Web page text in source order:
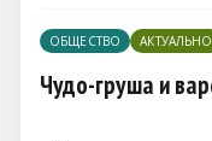
ОБЩЕСТВО АКТУАЛЬНО
Чудо-груша и